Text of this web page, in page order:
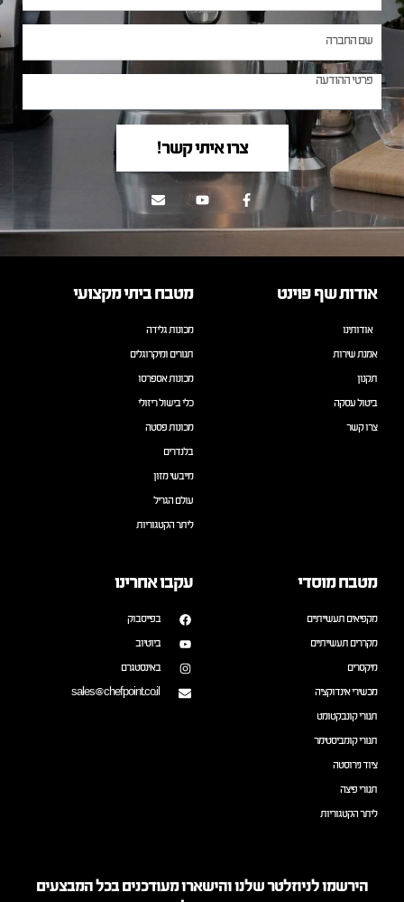
צרו איתי קשר!
אודות שף פוינט
אודותינו
אמנת שירות
תקנון
ביטול עסקה
צרו קשר
מטבח ביתי מקצועי
מכונות גלידה
תנורים ומיקרוגלים
מכונות אספרסו
כלי בישול ריזולי
מכונות פסטה
בלנדרים
מייבשי מזון
עולם הגריל
ליתר הקטגוריות
מטבח מוסדי
מקפיאים תעשייתיים
מקררים תעשייתיים
מיקסרים
מכשירי אינדוקציה
תנורי קונבקטומט
תנורי קומביסטימר
ציוד נירוסטה
תנורי פיצה
ליתר הקטגוריות
עקבו אחרינו
בפייסבוק
ביוטיוב
באינסטגרם
sales@chefpoint.co.il
הירשמו לניוזלטר שלנו והישארו מעודכנים בכל המבצעים